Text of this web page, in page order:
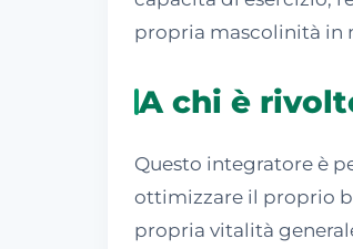
propria mascolinità in
A chi è
Questo integratore è
ottimizzare il proprio
propria vitalità